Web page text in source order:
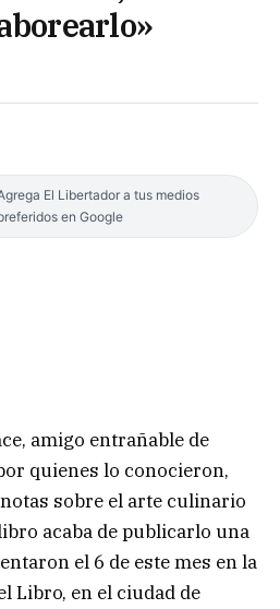
El Libertador a tus medios
en Google
amigo entrañable de
quienes lo conocieron,
sobre el arte culinario
acaba de publicarlo una
el 6 de este mes en la
Libro, en el ciudad de